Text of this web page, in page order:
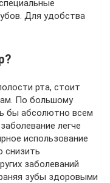
Для удобства
рта, стоит
По большому
бы абсолютно всем
легче
использование
снизить
заболеваний
зубы здоровыми